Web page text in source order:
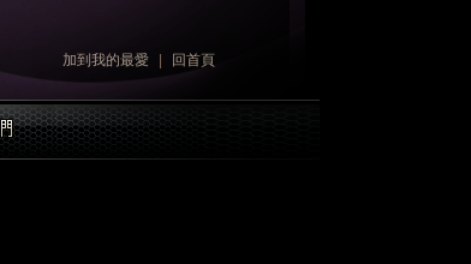
加到我的最愛 回首頁